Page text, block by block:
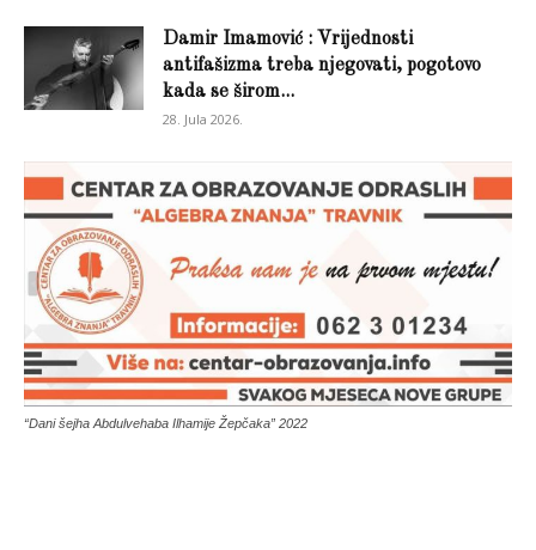
Damir Imamović : Vrijednosti
antifašizma treba njegovati, pogotovo
kada se širom...
28. Jula 2026.
“Dani šejha Abdulvehaba Ilhamije Žepčaka” 2022